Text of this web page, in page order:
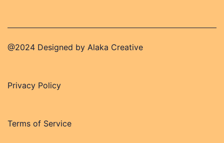
@2024 Designed by Alaka Creative
Privacy Policy
Terms of Service